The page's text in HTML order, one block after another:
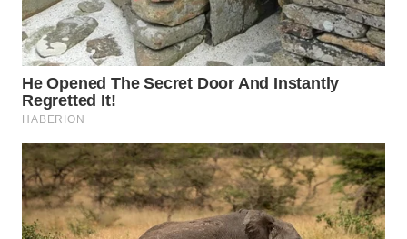
KONSUMEN
WAHANA
LISTRIK
WAHANA
TRAVEL
WAHANA
TV